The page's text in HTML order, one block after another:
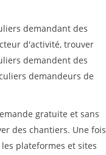
demandant des
d'activité, trouver
demandent des
demandeurs de
gratuite et sans
des chantiers. Une fois
plateformes et sites